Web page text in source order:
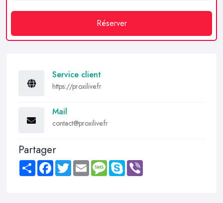
Réserver
Service client
https://proxilive.fr
Mail
contact@proxilive.fr
Partager
Share FacebookTwitter Email MessageSkype